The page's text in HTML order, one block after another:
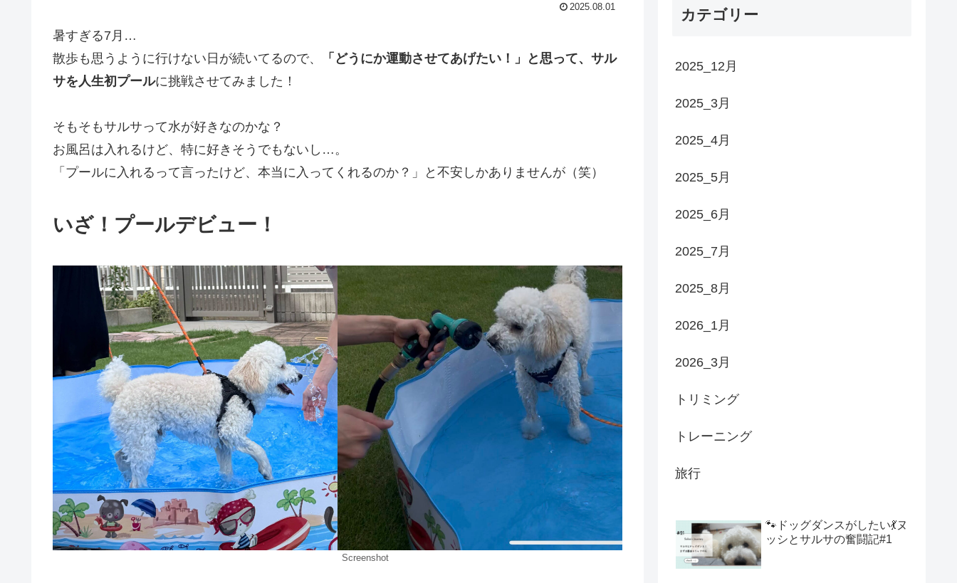
2025.08.01
暑すぎる7月…
散歩も思うように行けない日が続いてるので、
「どうにか運動させてあげたい！」と思って、サル
サを人生初プールに挑戦させてみました！
そもそもサルサって水が好きなのかな？
お風呂は入れるけど、特に好きそうでもないし…。
「プールに入れるって言ったけど、本当に入ってくれるのか？」と不安しかありませんが（笑）
いざ！プールデビュー！
Screenshot
カテゴリー
2025_12月
2025_3月
2025_4月
2025_5月
2025_6月
2025_7月
2025_8月
2026_1月
2026_3月
トリミング
トレーニング
旅行
🐾ドッグダンスがしたい💃ヌ
ッシとサルサの奮闘記#1